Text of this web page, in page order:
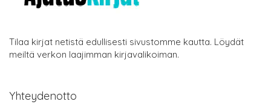
Tilaa kirjat netistä edullisesti sivustomme kautta. Löydät
meiltä verkon laajimman kirjavalikoiman.
Yhteydenotto